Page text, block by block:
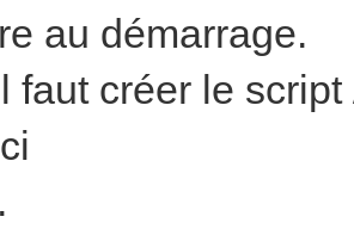
au démarrage.
faut créer le